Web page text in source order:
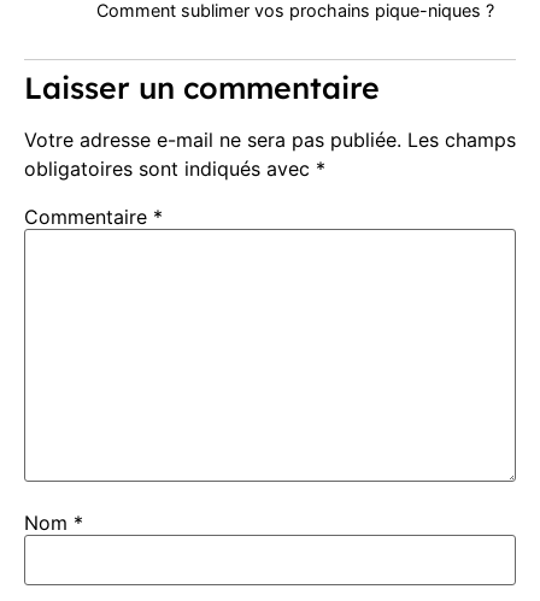
Comment sublimer vos prochains pique-niques ?
Laisser un commentaire
Votre adresse e-mail ne sera pas publiée. Les champs
obligatoires sont indiqués avec *
Commentaire *
Nom *